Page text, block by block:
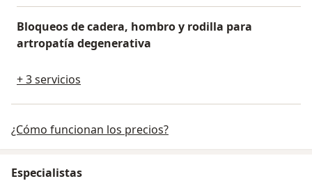
Bloqueos de cadera, hombro y rodilla para
artropatía degenerativa
+ 3 servicios
¿Cómo funcionan los precios?
Especialistas